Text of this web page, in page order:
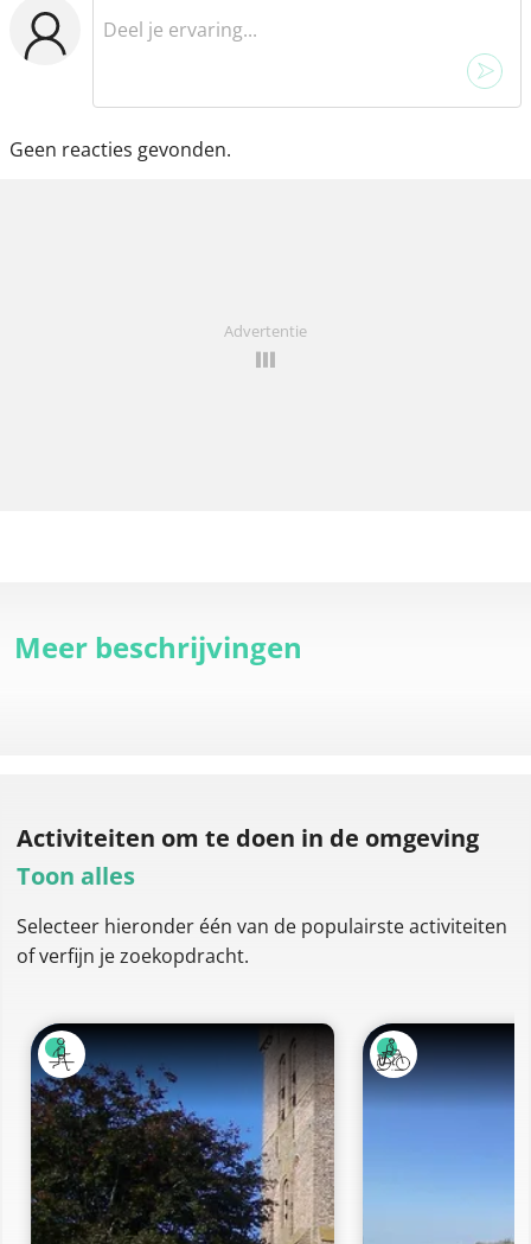
Geen reacties gevonden.
Advertentie
Meer beschrijvingen
Activiteiten om te doen in de omgeving
Toon alles
Selecteer hieronder één van de populairste activiteiten
of verfijn je zoekopdracht.